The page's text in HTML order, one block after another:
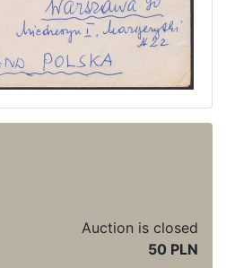
Auction is closed
50 PLN